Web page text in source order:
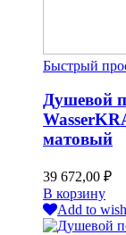
Быстрый
Душевой
матовый
39 672,00 ₽
В корзину
Add to